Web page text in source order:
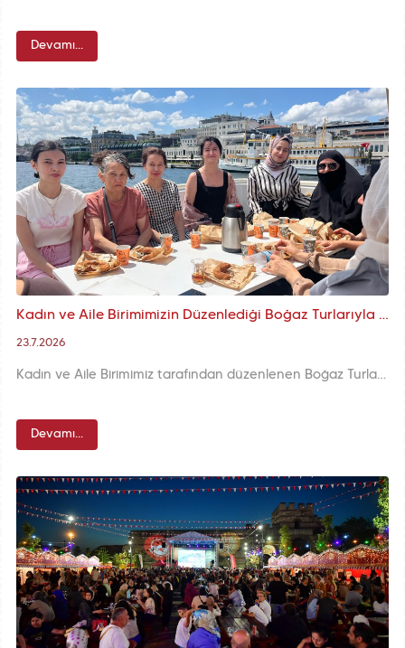
Devamı...
Kadın ve Aile Birimimizin Düzenlediği Boğaz Turlarıyla Boğaz'da Yazın Keyfi Yaşandı
23.7.2026
Kadın ve Aile Birimimiz tarafından düzenlenen Boğaz Turları, Fatihli kadınları İstanbul Boğazı’nda bir araya getirdi. Simit ve çay ikramı eşliğinde gerçekleştirilen etkinlikte katılımcılar, Boğaz’ın eşsiz manzarasında keyifli bir yaz günü geçirdi.
Devamı...